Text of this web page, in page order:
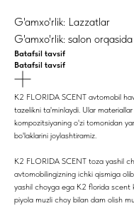
G'amxo'rlik: Lazzatlar
G'amxo'rlik: salon orqasida
Batafsil tavsif
Batafsil tavsif
K2 FLORIDA SCENT avtomobil
tazelikni ta'minlaydi. Ular
kompozitsiyaning o'zi tomonidan
bo'laklarini joylashtiramiz.
K2 FLORIDA SCENT toza yashil
avtomobilingizning ichki qismiga
yashil choyga ega K2 florida scent
piyola muzli choy bilan dam olish